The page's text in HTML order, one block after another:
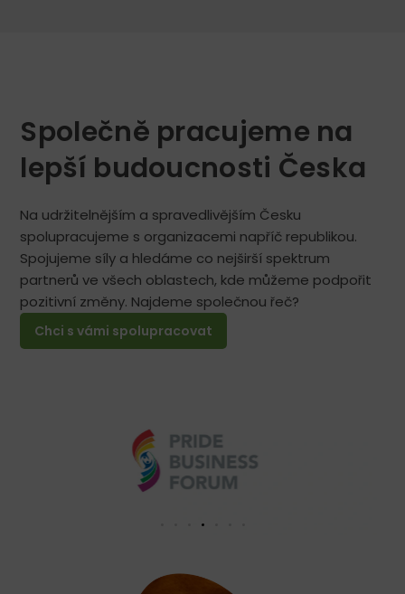
Společně pracujeme na
lepší budoucnosti Česka
Na udržitelnějším a spravedlivějším Česku
spolupracujeme s organizacemi napříč republikou.
Spojujeme síly a hledáme co nejširší spektrum
partnerů ve všech oblastech, kde můžeme podpořit
pozitivní změny. Najdeme společnou řeč?
Chci s vámi spolupracovat